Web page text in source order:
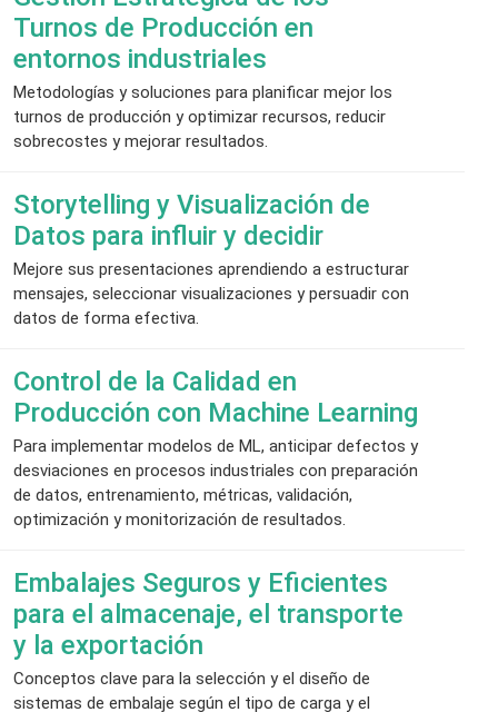
Turnos de Producción en
entornos industriales
Metodologías y soluciones para planificar mejor los
turnos de producción y optimizar recursos, reducir
sobrecostes y mejorar resultados.
Storytelling y Visualización de
Datos para influir y decidir
Mejore sus presentaciones aprendiendo a estructurar
mensajes, seleccionar visualizaciones y persuadir con
datos de forma efectiva.
Control de la Calidad en
Producción con Machine Learning
Para implementar modelos de ML, anticipar defectos y
desviaciones en procesos industriales con preparación
de datos, entrenamiento, métricas, validación,
optimización y monitorización de resultados.
Embalajes Seguros y Eficientes
para el almacenaje, el transporte
y la exportación
Conceptos clave para la selección y el diseño de
sistemas de embalaje según el tipo de carga y el